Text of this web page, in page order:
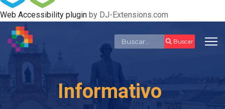
Web Accessibility plugin by DJ-Extensions.com
Buscar Buscar
Informativo